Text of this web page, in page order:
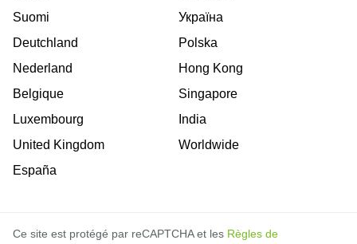
Suomi
Deutchland
Nederland
Belgique
Luxembourg
United Kingdom
España
Україна
Polska
Hong Kong
Singapore
India
Worldwide
Ce site est protégé par reCAPTCHA et les Règles de